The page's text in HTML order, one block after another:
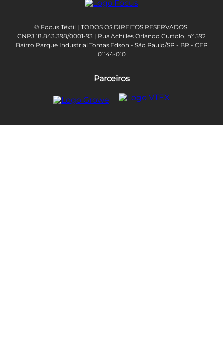
© Focus Têxtil | TODOS OS DIREITOS RESERVADOS.
CNPJ 18.843.398/0001-93 | Rua Achilles Orlando Curtolo, nº 592
Bairro Parque Industrial Tomas Edson - São Paulo/SP - BR - CEP
01144-010
Parceiros